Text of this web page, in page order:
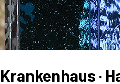
Krankenhaus ·